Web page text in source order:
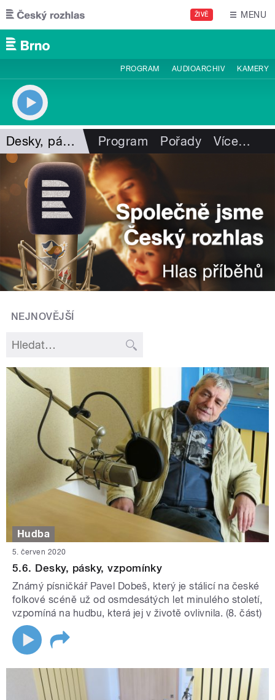
Přejít k hlavnímu obsahu
ŽIVĚ MENU
PROGRAM AUDIOARCHIV KAMERY
Desky, pásky, vzpomínky Program Pořady Více…
NEJNOVĚJŠÍ
Hudba
5. červen 2020
5.6. Desky, pásky, vzpomínky
Známý písničkář Pavel Dobeš, který je stálicí na české
folkové scéně už od osmdesátých let minulého století,
vzpomíná na hudbu, která jej v životě ovlivnila. (8. část)